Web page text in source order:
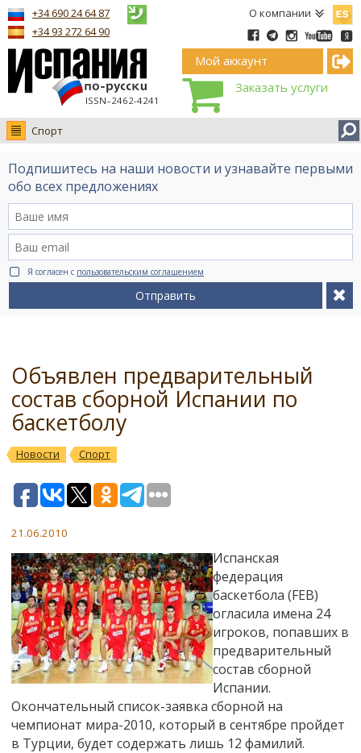
О компании
ISSN–2462-4241
+34 690 24 64 87
+34 93 272 64 90
Мой аккаунт
Заказать услуги
Спорт
Новости
Интервью
Видео Ruso.TV
BCN life
Сервис на немецком
Подпишитесь на наши новости и узнавайте первыми
обо всех предложениях
Я согласен с пользовательским соглашением
Отправить
Объявлен предварительный
состав сборной Испании по
баскетболу
Новости Спорт
21.06.2010
Испанская
федерация
баскетбола (FEB)
огласила имена 24
игроков, попавших в
предварительный
состав сборной
Испании.
Окончательный список-заявка сборной на
чемпионат мира-2010, который в сентябре пройдет
в Турции, будет содержать лишь 12 фамилий.